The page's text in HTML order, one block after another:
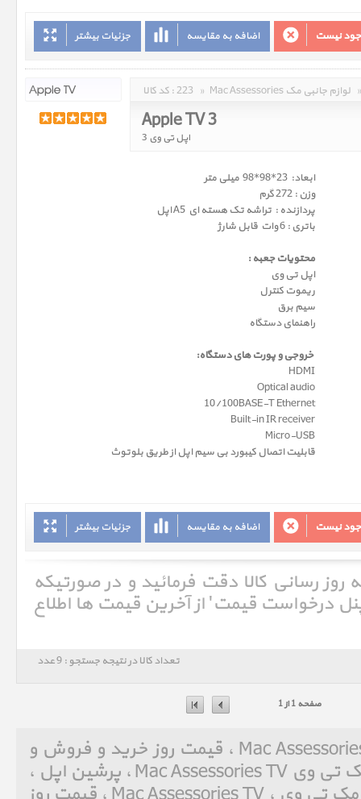
جزئیات بیشتر اضافه به مقایسه نیست
کد کالا : 223 » Mac Assessories لوازم جانبی مک »
Apple TV 3
اپل تی وی 3
ابعاد: 23*98*98 میلی متر
وزن : 272 گرم
پردازنده : تراشه تک هسته ای A5 اپل
باتری : 6 وات قابل شارژ
محتویات جعبه :
اپل تی وی
ریموت کنترل
سیم برق
راهنمای دستگاه
خروجی و پورت های دستگاه:
HDMI
Optical audio
10/100BASE-T Ethernet
Built-in IR receiver
Micro-USB
قابلیت اتصال کیبورد بی سیم اپل از طریق بلوتوث
جزئیات بیشتر اضافه به مقایسه نیست
روز رسانی کالا دقت فرمائید و در صورتیکه
درخواست قیمت' از آخرین قیمت ها اطلاع
تعداد کالا در نتیجه جستجو : 9 عدد
صفحه 1 از 1
لوازم جانبی مک تی وی Mac Assessories TV ، قیمت روز خرید و فروش و
مشخصات فنی لوازم جانبی مک تی وی Mac Assessories TV ، پرشین اپل ،